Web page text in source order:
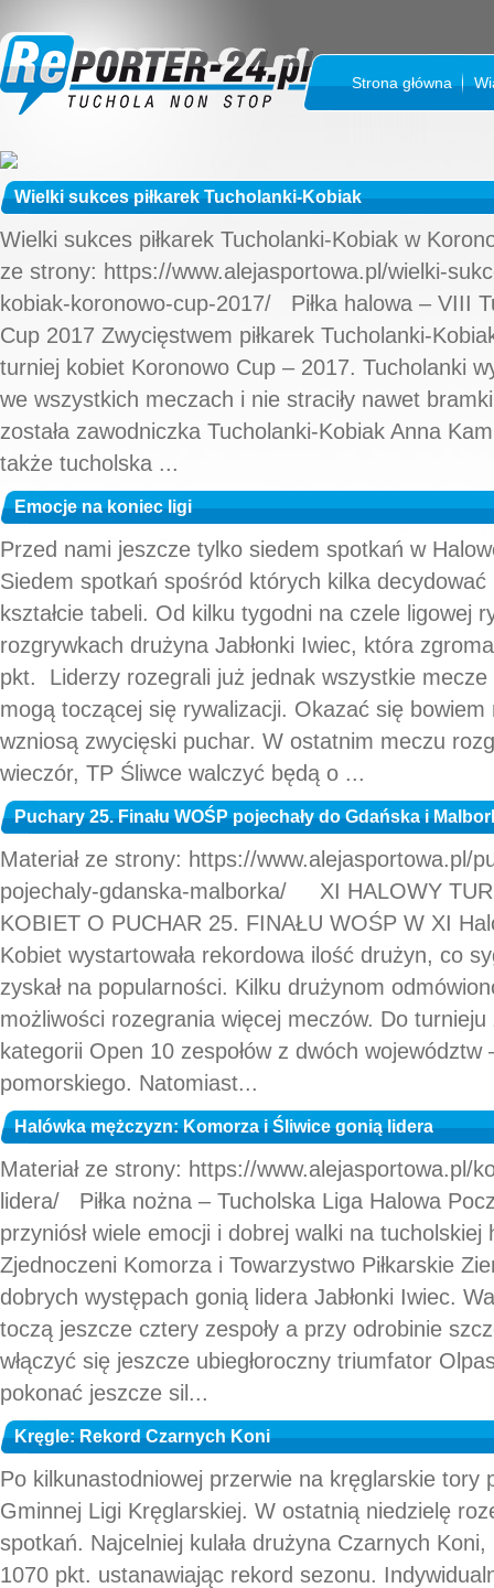
Strona główna
Wielki sukces piłkarek Tucholanki-Kobiak
Wielki sukces piłkarek Tucholanki-Kobiak w
ze strony: https://www.alejasportowa.pl/wielki-
kobiak-koronowo-cup-2017/ Piłka halowa – VIII
Cup 2017 Zwycięstwem piłkarek Tucholanki-
turniej kobiet Koronowo Cup – 2017. Tucholanki
we wszystkich meczach i nie straciły nawet
została zawodniczka Tucholanki-Kobiak Anna
także tucholska ...
Emocje na koniec ligi
Przed nami jeszcze tylko siedem spotkań w
Siedem spotkań spośród których kilka
kształcie tabeli. Od kilku tygodni na czele ligowej
rozgrywkach drużyna Jabłonki Iwiec, która
pkt. Liderzy rozegrali już jednak wszystkie
mogą toczącej się rywalizacji. Okazać się
wzniosą zwycięski puchar. W ostatnim meczu
wieczór, TP Śliwce walczyć będą o ...
Puchary 25. Finału WOŚP pojechały do Gdańska i
Materiał ze strony: https://www.alejasportowa.pl/
pojechaly-gdanska-malborka/ XI HALOWY
KOBIET O PUCHAR 25. FINAŁU WOŚP W XI
Kobiet wystartowała rekordowa ilość drużyn, co
zyskał na popularności. Kilku drużynom
możliwości rozegrania więcej meczów. Do
kategorii Open 10 zespołów z dwóch
pomorskiego. Natomiast...
Halówka mężczyzn: Komorza i Śliwice gonią lidera
Materiał ze strony: https://www.alejasportowa.pl/
lidera/ Piłka nożna – Tucholska Liga Halowa
przyniósł wiele emocji i dobrej walki na tucholskiej
Zjednoczeni Komorza i Towarzystwo Piłkarskie
dobrych występach gonią lidera Jabłonki Iwiec.
toczą jeszcze cztery zespoły a przy odrobinie
włączyć się jeszcze ubiegłoroczny triumfator
pokonać jeszcze sil...
Kręgle: Rekord Czarnych Koni
Po kilkunastodniowej przerwie na kręglarskie tory
Gminnej Ligi Kręglarskiej. W ostatnią niedzielę
spotkań. Najcelniej kulała drużyna Czarnych
1070 pkt. ustanawiając rekord sezonu.